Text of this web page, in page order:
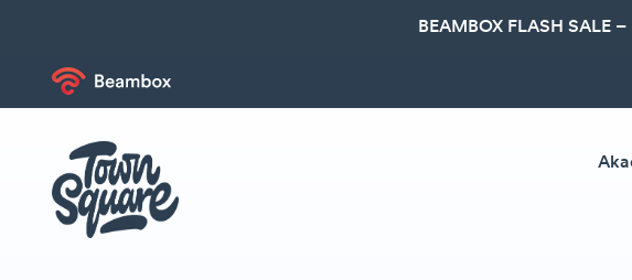
BEAMBOX FLASH SALE